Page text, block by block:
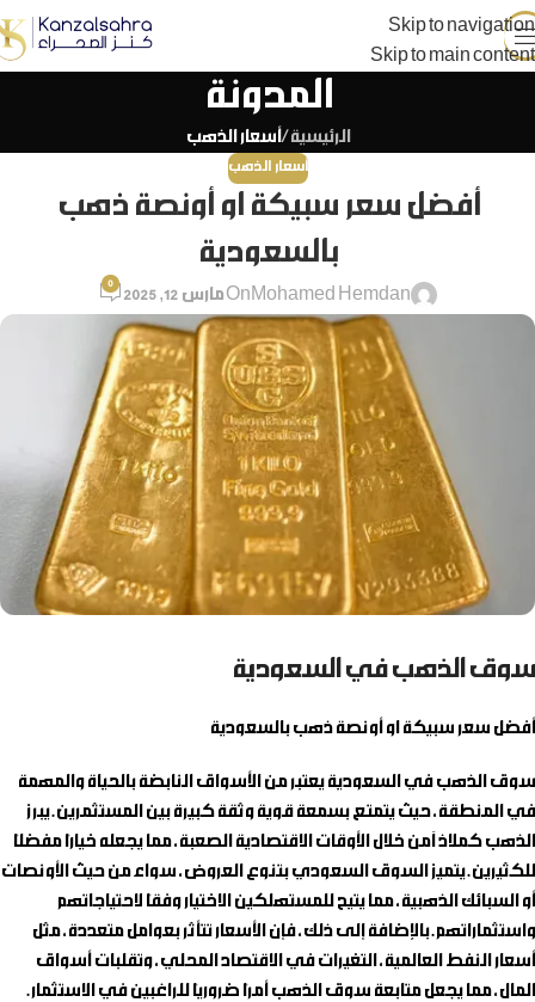
Skip to navigation
Skip to main content
المدونة
الرئيسية / أسعار الذهب
أسعار الذهب
أفضل سعر سبيكة او أونصة ذهب
بالسعودية
Mohamed Hemdan On مارس 12, 2025
0
سوق الذهب في السعودية
أفضل سعر سبيكة او أونصة ذهب بالسعودية
سوق الذهب في السعودية يعتبر من الأسواق النابضة بالحياة والمهمة
في المنطقة، حيث يتمتع بسمعة قوية وثقة كبيرة بين المستثمرين. يبرز
الذهب كملاذ آمن خلال الأوقات الاقتصادية الصعبة، مما يجعله خيارًا مفضلًا
للكثيرين. يتميز السوق السعودي بتنوع العروض، سواء من حيث الأونصات
أو السبائك الذهبية، مما يتيح للمستهلكين الاختيار وفقًا لاحتياجاتهم
واستثماراتهم. بالإضافة إلى ذلك، فإن الأسعار تتأثر بعوامل متعددة، مثل
أسعار النفط العالمية، التغيرات في الاقتصاد المحلي، وتقلبات أسواق
المال، مما يجعل متابعة سوق الذهب أمرًا ضروريًا للراغبين في الاستثمار.